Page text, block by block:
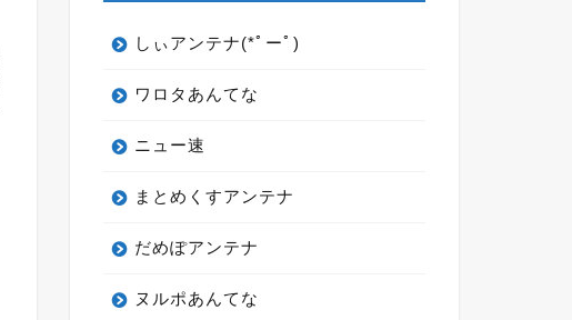
しぃアンテナ(*ﾟーﾟ)
ワロタあんてな
ニュー速
まとめくすアンテナ
だめぽアンテナ
ヌルポあんてな